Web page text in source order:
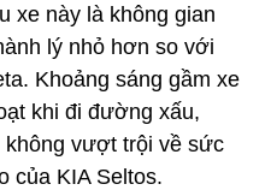
xe này là không gian
lý nhỏ hơn so với
Khoảng sáng gầm xe
khi đi đường xấu,
không vượt trội về sức
của KIA Seltos.